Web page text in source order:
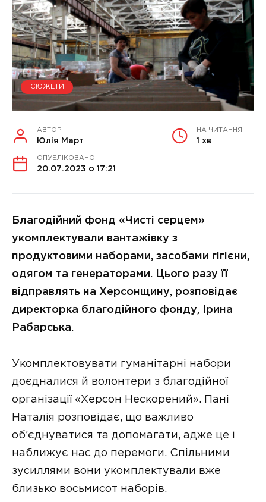
СЮЖЕТИ
АВТОР
Юлія Март
НА ЧИТАННЯ
1 хв
ОПУБЛІКОВАНО
20.07.2023 о 17:21
Благодійний фонд «Чисті серцем»
укомплектували вантажівку з
продуктовими наборами, засобами гігієни,
одягом та генераторами. Цього разу її
відправлять на Херсонщину, розповідає
директорка благодійного фонду, Ірина
Рабарська.
Укомплектовувати гуманітарні набори
доєдналися й волонтери з благодійної
організації «Херсон Нескорений». Пані
Наталія розповідає, що важливо
об’єднуватися та допомагати, адже це і
наближує нас до перемоги. Спільними
зусиллями вони укомплектували вже
близько восьмисот наборів.